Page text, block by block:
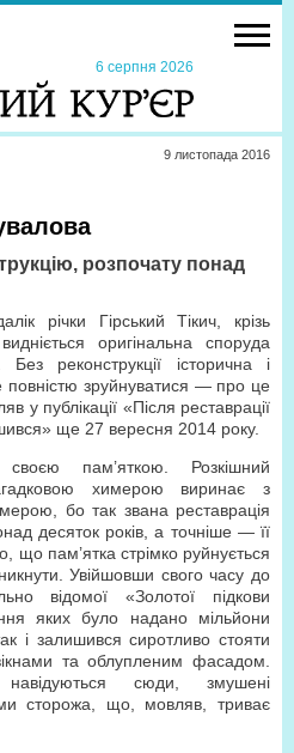
6 серпня 2026
9 листопада 2016
розпочату понад
річки Гірський Тікич, крізь
оригінальна споруда
реконструкції історична і
повністю зруйнуватися — про це
у публікації «Після реставрації
ще 27 вересня 2014 року.
пам’яткою. Розкішний
химерою виринає з
бо так звана реставрація
десяток років, а точніше — її
що пам’ятка стрімко руйнується
Увійшовши свого часу до
відомої «Золотої підкови
яких було надано мільйони
і залишився сиротливо стояти
та облупленим фасадом.
сюди, змушені
сторожа, що, мовляв, триває